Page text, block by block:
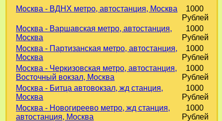
Москва - ВДНХ метро, автостанция, Москва
1000
Рублей
Москва - Варшавская метро, автостанция,
Москва
1000
Рублей
Москва - Партизанская метро, автостанция,
Москва
1000
Рублей
Москва - Черкизовская метро, автостанция,
Восточный вокзал, Москва
1000
Рублей
Москва - Битца автовокзал, жд станция,
Москва
1000
Рублей
Москва - Новогиреево метро, жд станция,
автостанция, Москва
1000
Рублей